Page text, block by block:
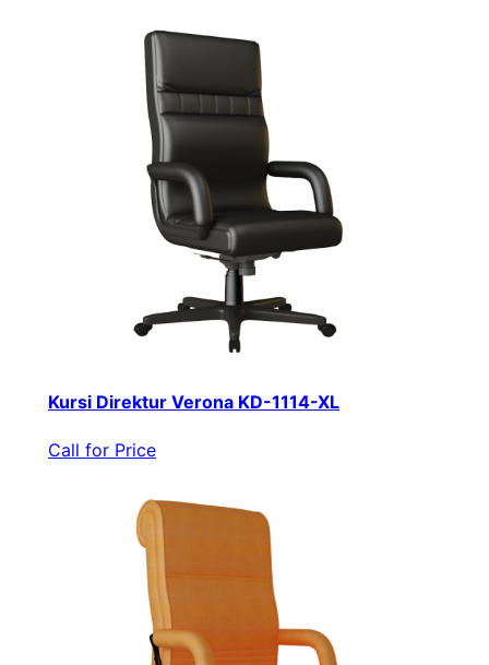
Kursi Direktur Verona KD-1114-XL
Call for Price